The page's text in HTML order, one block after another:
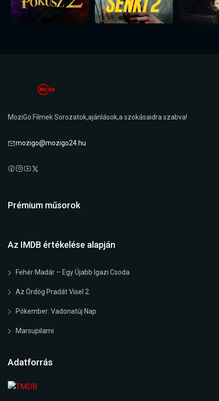
MoziGo:Filmek Sorozatok,ajánlások,a szokásaidra szabva!
mozigo@mozigo24.hu
Prémium műsorok
Az IMDB értékelése alapján
Fehér Madár – Egy Újabb Igazi Csoda
Az Ördög Pradát Visel 2.
Pókember: Vadonatúj Nap
Marsupilami
Adatforrás